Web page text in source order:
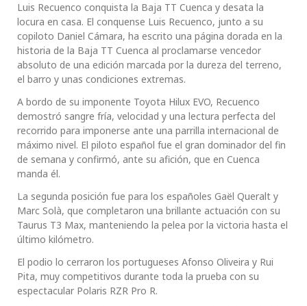
Luis Recuenco conquista la Baja TT Cuenca y desata la
locura en casa. El conquense Luis Recuenco, junto a su
copiloto Daniel Cámara, ha escrito una página dorada en la
historia de la Baja TT Cuenca al proclamarse vencedor
absoluto de una edición marcada por la dureza del terreno,
el barro y unas condiciones extremas.
A bordo de su imponente Toyota Hilux EVO, Recuenco
demostró sangre fría, velocidad y una lectura perfecta del
recorrido para imponerse ante una parrilla internacional de
máximo nivel. El piloto español fue el gran dominador del fin
de semana y confirmó, ante su afición, que en Cuenca
manda él.
La segunda posición fue para los españoles Gaël Queralt y
Marc Solà, que completaron una brillante actuación con su
Taurus T3 Max, manteniendo la pelea por la victoria hasta el
último kilómetro.
El podio lo cerraron los portugueses Afonso Oliveira y Rui
Pita, muy competitivos durante toda la prueba con su
espectacular Polaris RZR Pro R.